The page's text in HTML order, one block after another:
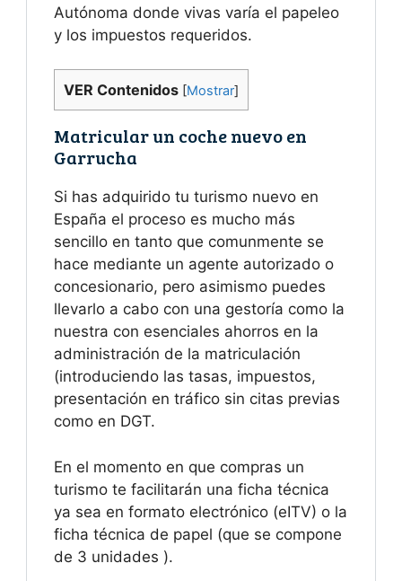
Autónoma donde vivas varía el papeleo
y los impuestos requeridos.
VER Contenidos [Mostrar]
Matricular un coche nuevo en
Garrucha
Si has adquirido tu turismo nuevo en
España el proceso es mucho más
sencillo en tanto que comunmente se
hace mediante un agente autorizado o
concesionario, pero asimismo puedes
llevarlo a cabo con una gestoría como la
nuestra con esenciales ahorros en la
administración de la matriculación
(introduciendo las tasas, impuestos,
presentación en tráfico sin citas previas
como en DGT.
En el momento en que compras un
turismo te facilitarán una ficha técnica
ya sea en formato electrónico (eITV) o la
ficha técnica de papel (que se compone
de 3 unidades ).